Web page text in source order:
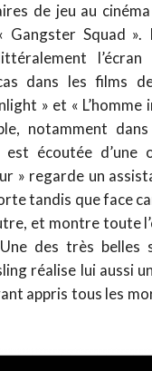
de jeu au
Squad ».
l’écran
dans les films
» et « L’homme
notamment
est écoutée d’une
» regarde un
tandis que face
et montre toute
des très belles
réalise lui aussi
appris tous les